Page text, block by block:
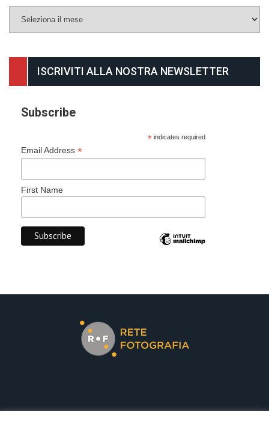
ISCRIVITI ALLA NOSTRA NEWSLETTER
Subscribe
* indicates required
Email Address *
First Name